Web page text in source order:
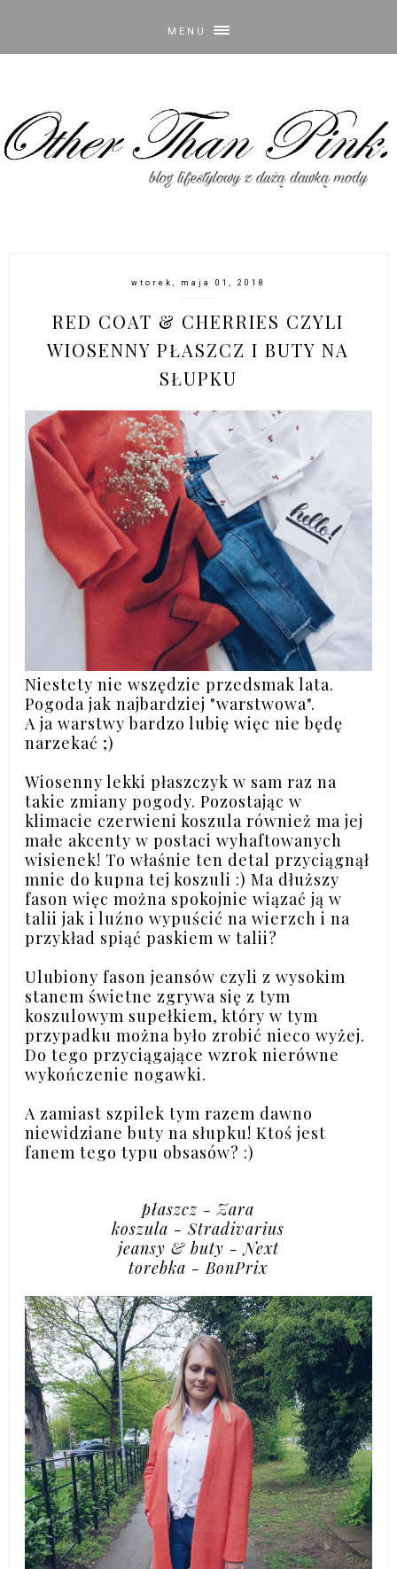
MENU
wtorek, maja 01, 2018
RED COAT & CHERRIES CZYLI
WIOSENNY PŁASZCZ I BUTY NA
SŁUPKU
Niestety nie wszędzie przedsmak lata.
Pogoda jak najbardziej "warstwowa".
A ja warstwy bardzo lubię więc nie będę
narzekać ;)
Wiosenny lekki płaszczyk w sam raz na
takie zmiany pogody. Pozostając w
klimacie czerwieni koszula również ma jej
małe akcenty w postaci wyhaftowanych
wisienek! To właśnie ten detal przyciągnął
mnie do kupna tej koszuli :) Ma dłuższy
fason więc można spokojnie wiązać ją w
talii jak i luźno wypuścić na wierzch i na
przykład spiąć paskiem w talii?
Ulubiony fason jeansów czyli z wysokim
stanem świetne zgrywa się z tym
koszulowym supełkiem, który w tym
przypadku można było zrobić nieco wyżej.
Do tego przyciągające wzrok nierówne
wykończenie nogawki.
A zamiast szpilek tym razem dawno
niewidziane buty na słupku! Ktoś jest
fanem tego typu obsasów? :)
płaszcz - Zara
koszula - Stradivarius
jeansy & buty - Next
torebka - BonPrix